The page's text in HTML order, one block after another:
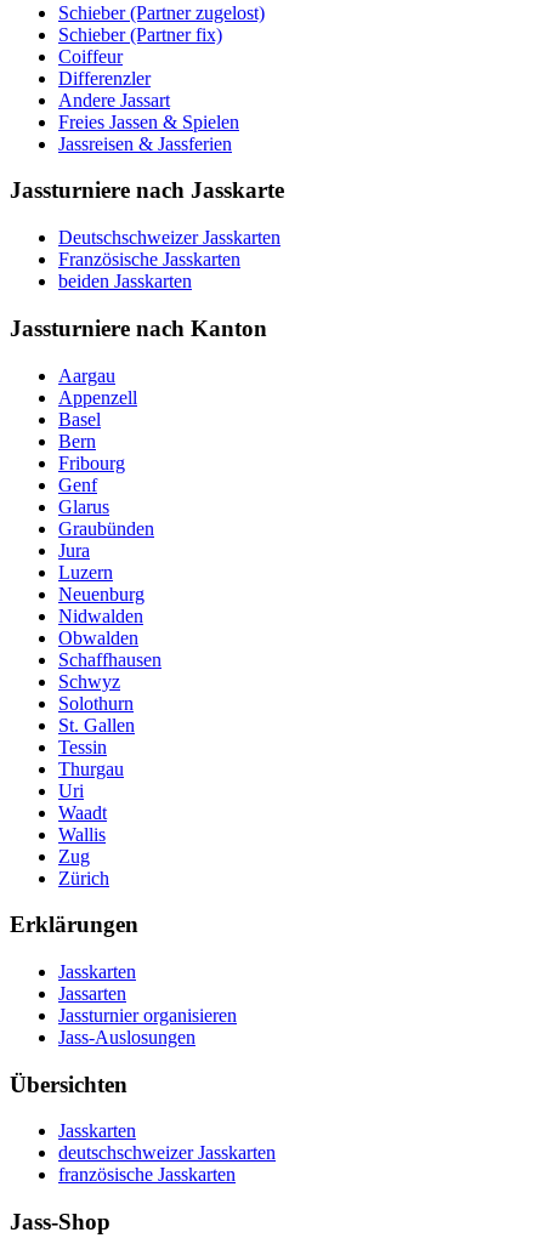
Schieber (Partner zugelost)
Schieber (Partner fix)
Coiffeur
Differenzler
Andere Jassart
Freies Jassen & Spielen
Jassreisen & Jassferien
Jassturniere nach Jasskarte
Deutschschweizer Jasskarten
Französische Jasskarten
beiden Jasskarten
Jassturniere nach Kanton
Aargau
Appenzell
Basel
Bern
Fribourg
Genf
Glarus
Graubünden
Jura
Luzern
Neuenburg
Nidwalden
Obwalden
Schaffhausen
Schwyz
Solothurn
St. Gallen
Tessin
Thurgau
Uri
Waadt
Wallis
Zug
Zürich
Erklärungen
Jasskarten
Jassarten
Jassturnier organisieren
Jass-Auslosungen
Übersichten
Jasskarten
deutschschweizer Jasskarten
französische Jasskarten
Jass-Shop